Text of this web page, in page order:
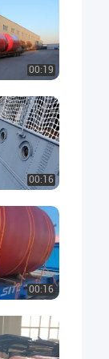
00:19
00:16
00:16